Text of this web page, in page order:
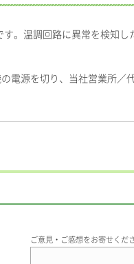
。温調回路に異常を検知し
電源を切り、当社営業所／
ご意見・ご感想をお寄せくだ